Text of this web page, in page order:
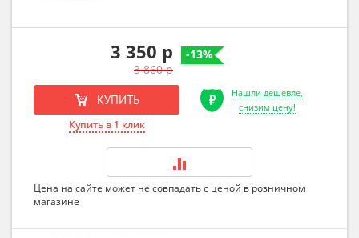
3 350 р
3 860 р
КУПИТЬ
Купить в 1 клик
Нашли дешевле,
снизим цену!
-13%
Цена на сайте может не совпадать с ценой в розничном
магазине